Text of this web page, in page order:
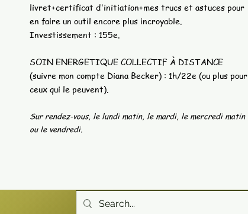
livret+certificat d'initiation+mes trucs et astuces pour
en faire un outil encore plus incroyable.
Investissement : 155e.
SOIN ENERGETIQUE COLLECTIF À DISTANCE
(suivre mon compte Diana Becker) : 1h/22e (ou plus pour
ceux qui le peuvent).
Sur rendez-vous, le lundi matin, le mardi, le mercredi matin
ou le vendredi.